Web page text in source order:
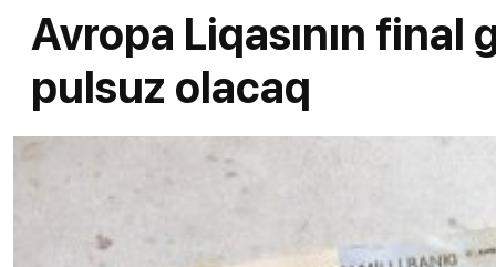
Avropa Liqasının final
pulsuz olacaq